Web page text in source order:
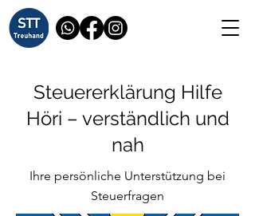
Steuererklärung Hilfe
Höri – verständlich und
nah
Ihre persönliche Unterstützung bei
Steuerfragen